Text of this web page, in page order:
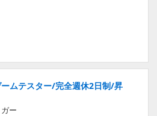
ームテスター/完全週休2日制/昇
ー